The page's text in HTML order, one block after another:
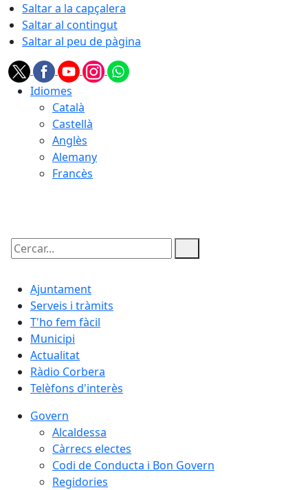
Saltar a la capçalera
Saltar al contingut
Saltar al peu de pàgina
Idiomes
Català
Castellà
Anglès
Alemany
Francès
Cercar:
Ajuntament
Serveis i tràmits
T'ho fem fàcil
Municipi
Actualitat
Ràdio Corbera
Telèfons d'interès
Govern
Alcaldessa
Càrrecs electes
Codi de Conducta i Bon Govern
Regidories